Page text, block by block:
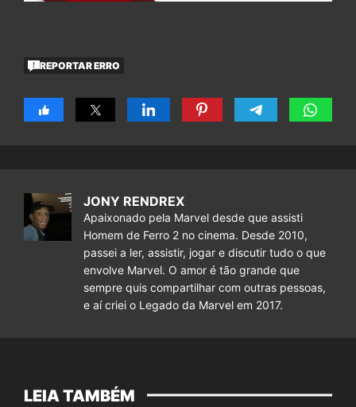
REPORTAR ERRO
JONY RENDREX
Apaixonado pela Marvel desde que assisti
Homem de Ferro 2 no cinema. Desde 2010,
passei a ler, assistir, jogar e discutir tudo o que
envolve Marvel. O amor é tão grande que
sempre quis compartilhar com outras pessoas,
e aí criei o Legado da Marvel em 2017.
LEIA TAMBÉM